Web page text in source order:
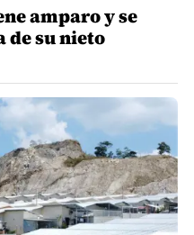
amparo y se
de su nieto